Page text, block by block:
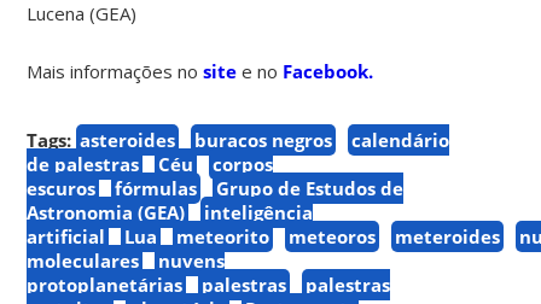
Lucena (GEA)
Mais informações nosite e no Facebook.
Tags: asteroides buracos negros
calendário
de palestras
Céu
corpos
escuros
fórmulas
Grupo de Estudos de
Astronomia (GEA)
inteligência
artificial
Lua meteorito meteoros meteroides
moleculares
nuvens
protoplanetárias
palestras
palestras